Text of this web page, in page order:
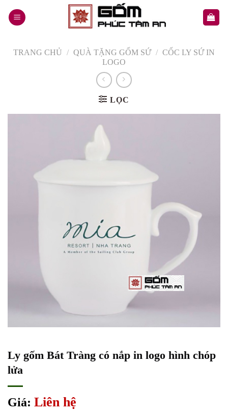
TRANG CHỦ / QUÀ TẶNG GỐM SỨ / CỐC LY SỨ IN
LOGO
LỌC
Ly gốm Bát Tràng có nắp in logo hình chóp
lửa
Giá: Liên hệ